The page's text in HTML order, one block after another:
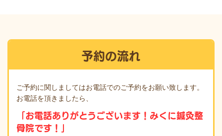
予約の流れ
ご予約に関しましてはお電話でのご予約をお願い致します。
お電話を頂きましたら、
「お電話ありがとうございます！みくに鍼灸整
骨院です！」